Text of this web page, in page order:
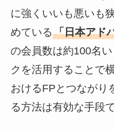
に強くいいも悪いも
めている「日本アド
の会員数は約100名
クを活用することで
おけるFPとつながり
る方法は有効な手段